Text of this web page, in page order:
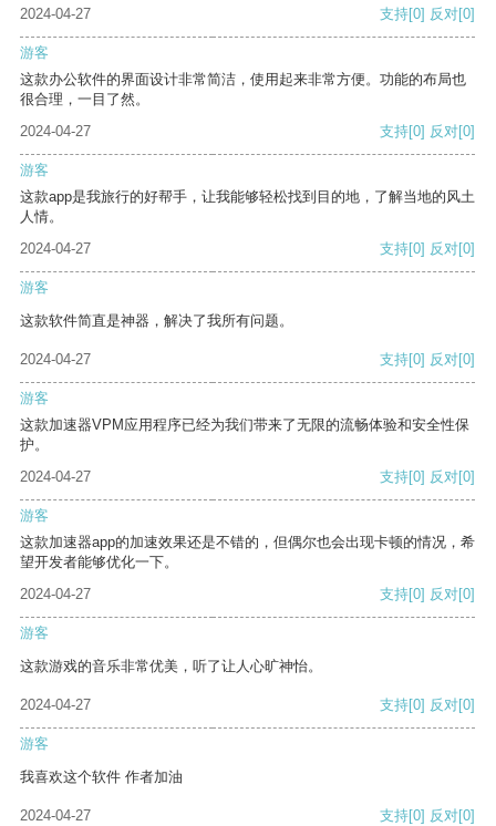
2024-04-27 支持[0] 反对[0]
游客
这款办公软件的界面设计非常简洁，使用起来非常方便。功能的布局也
很合理，一目了然。
2024-04-27
支持[0] 反对[0]
游客
这款app是我旅行的好帮手，让我能够轻松找到目的地，了解当地的风土
人情。
2024-04-27
支持[0] 反对[0]
游客
这款软件简直是神器，解决了我所有问题。
2024-04-27 支持[0] 反对[0]
游客
这款加速器VPM应用程序已经为我们带来了无限的流畅体验和安全性保
护。
2024-04-27
支持[0] 反对[0]
游客
这款加速器app的加速效果还是不错的，但偶尔也会出现卡顿的情况，希
望开发者能够优化一下。
2024-04-27
支持[0] 反对[0]
游客
这款游戏的音乐非常优美，听了让人心旷神怡。
2024-04-27 支持[0] 反对[0]
游客
我喜欢这个软件 作者加油
2024-04-27 支持[0] 反对[0]